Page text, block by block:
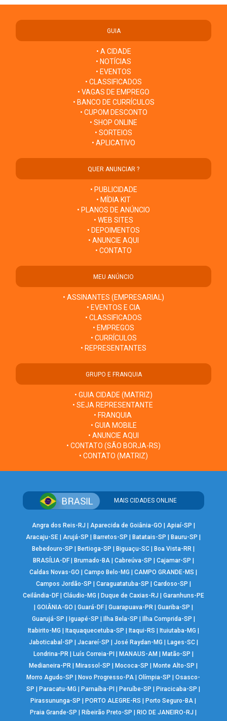
GUIA
• A CIDADE
• NOTÍCIAS
• EVENTOS
• CLASSIFICADOS
• VAGAS DE EMPREGO
• BANCO DE CURRÍCULOS
• CUPOM DESCONTO
• SHOP ONLINE
• SORTEIOS
• APLICATIVO
QUER ANUNCIAR ?
• PUBLICIDADE
• MÍDIA KIT
• PLANOS DE ANÚNCIO
• WEB SITES
• DEPOIMENTOS
• ANUNCIE AQUI
• CONTATO
MEU ANÚNCIO
• ASSINANTES (EMPRESARIAL)
• EVENTOS E CIA
• CLASSIFICADOS
• EMPREGOS
• CURRÍCULOS
• REPRESENTANTES
GRUPO E FRANQUIA
• GUIA CIDADE (MATRIZ)
• SEJA REPRESENTANTE
• FRANQUIA
• GUIA MOBILE
• ANUNCIE AQUI
• CONTATO (SÃO BORJA-RS)
• CONTATO (MATRIZ)
MAIS CIDADES ONLINE
Angra dos Reis-RJ | Aparecida de Goiânia-GO | Apiaí-SP |
Aracaju-SE | Arujá-SP |Barretos-SP |Batatais-SP |Bauru-SP |
Bebedouro-SP |Bertioga-SP |Biguaçu-SC |Boa Vista-RR |
BRASÍLIA-DF| Brumado-BA| Cabreúva-SP | Cajamar-SP |
Caldas Novas-GO |Campo Belo-MG |CAMPO GRANDE-MS |
Campos Jordão-SP | Caraguatatuba-SP | Cardoso-SP |
Ceilândia-DF| Cláudio-MG | Duque de Caxias-RJ | Garanhuns-PE
| GOIÂNIA-GO | Guará-DF| Guarapuava-PR | Guariba-SP |
Guarujá-SP | Iguapé-SP | Ilha Bela-SP | Ilha Comprida-SP |
Itabirito-MG | Itaquaquecetuba-SP | Itaqui-RS | Ituiutaba-MG |
Jaboticabal-SP | Jacareí-SP | José Raydan-MG | Lages-SC|
Londrina-PR | Luís Correia-PI | MANAUS-AM | Matão-SP |
Medianeira-PR |Mirassol-SP |Mococa-SP |Monte Alto-SP |
Morro Agudo-SP |Novo Progresso-PA |Olímpia-SP |Osasco-
SP |Paracatu-MG |Parnaíba-PI |Peruíbe-SP |Piracicaba-SP |
Pirassununga-SP |PORTO ALEGRE-RS |Porto Seguro-BA |
Praia Grande-SP |Ribeirão Preto-SP |RIO DE JANEIRO-RJ |